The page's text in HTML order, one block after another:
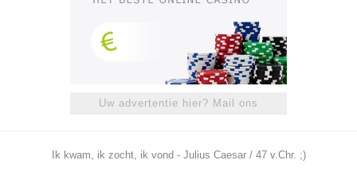
Uw advertentie hier? Mail ons
Ik kwam, ik zocht, ik vond - Julius Caesar / 47 v.Chr. ;)